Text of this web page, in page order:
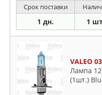
Срок поставки
1 дн. 1
VALEO
Лампа
(1шт.)